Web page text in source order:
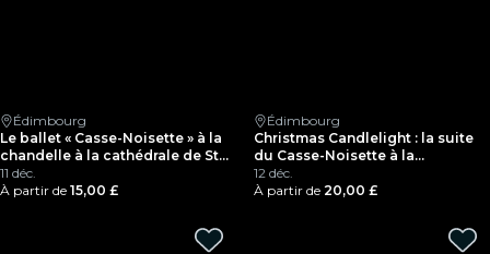
Édimbourg
Le ballet « Casse-Noisette » à la
chandelle à la cathédrale de St
Giles
11 déc.
À partir de 15,00 £
Édimbourg
Christmas Candlelight : la suite
du Casse-Noisette à la
cathédrale de St Mary à
Palmerston Place
12 déc.
À partir de 20,00 £